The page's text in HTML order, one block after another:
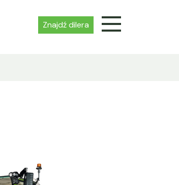
Znajdź dilera